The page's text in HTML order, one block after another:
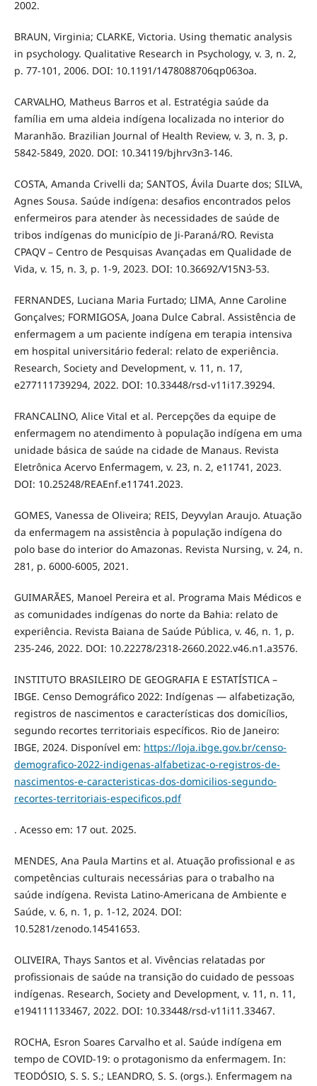
2002.
BRAUN, Virginia; CLARKE, Victoria. Using thematic analysis
in psychology. Qualitative Research in Psychology, v. 3, n. 2,
p. 77-101, 2006. DOI: 10.1191/1478088706qp063oa.
CARVALHO, Matheus Barros et al. Estratégia saúde da
família em uma aldeia indígena localizada no interior do
Maranhão. Brazilian Journal of Health Review, v. 3, n. 3, p.
5842-5849, 2020. DOI: 10.34119/bjhrv3n3-146.
COSTA, Amanda Crivelli da; SANTOS, Ávila Duarte dos; SILVA,
Agnes Sousa. Saúde indígena: desafios encontrados pelos
enfermeiros para atender às necessidades de saúde de
tribos indígenas do município de Ji-Paraná/RO. Revista
CPAQV – Centro de Pesquisas Avançadas em Qualidade de
Vida, v. 15, n. 3, p. 1-9, 2023. DOI: 10.36692/V15N3-53.
FERNANDES, Luciana Maria Furtado; LIMA, Anne Caroline
Gonçalves; FORMIGOSA, Joana Dulce Cabral. Assistência de
enfermagem a um paciente indígena em terapia intensiva
em hospital universitário federal: relato de experiência.
Research, Society and Development, v. 11, n. 17,
e277111739294, 2022. DOI: 10.33448/rsd-v11i17.39294.
FRANCALINO, Alice Vital et al. Percepções da equipe de
enfermagem no atendimento à população indígena em uma
unidade básica de saúde na cidade de Manaus. Revista
Eletrônica Acervo Enfermagem, v. 23, n. 2, e11741, 2023.
DOI: 10.25248/REAEnf.e11741.2023.
GOMES, Vanessa de Oliveira; REIS, Deyvylan Araujo. Atuação
da enfermagem na assistência à população indígena do
polo base do interior do Amazonas. Revista Nursing, v. 24, n.
281, p. 6000-6005, 2021.
GUIMARÃES, Manoel Pereira et al. Programa Mais Médicos e
as comunidades indígenas do norte da Bahia: relato de
experiência. Revista Baiana de Saúde Pública, v. 46, n. 1, p.
235-246, 2022. DOI: 10.22278/2318-2660.2022.v46.n1.a3576.
INSTITUTO BRASILEIRO DE GEOGRAFIA E ESTATÍSTICA –
IBGE. Censo Demográfico 2022: Indígenas — alfabetização,
registros de nascimentos e características dos domicílios,
segundo recortes territoriais específicos. Rio de Janeiro:
IBGE, 2024. Disponível em: https://loja.ibge.gov.br/censo-
demografico-2022-indigenas-alfabetizac-o-registros-de-
nascimentos-e-caracteristicas-dos-domicilios-segundo-
recortes-territoriais-especificos.pdf
. Acesso em: 17 out. 2025.
MENDES, Ana Paula Martins et al. Atuação profissional e as
competências culturais necessárias para o trabalho na
saúde indígena. Revista Latino-Americana de Ambiente e
Saúde, v. 6, n. 1, p. 1-12, 2024. DOI:
10.5281/zenodo.14541653.
OLIVEIRA, Thays Santos et al. Vivências relatadas por
profissionais de saúde na transição do cuidado de pessoas
indígenas. Research, Society and Development, v. 11, n. 11,
e194111133467, 2022. DOI: 10.33448/rsd-v11i11.33467.
ROCHA, Esron Soares Carvalho et al. Saúde indígena em
tempo de COVID-19: o protagonismo da enfermagem. In:
TEODÓSIO, S. S. S.; LEANDRO, S. S. (orgs.). Enfermagem na